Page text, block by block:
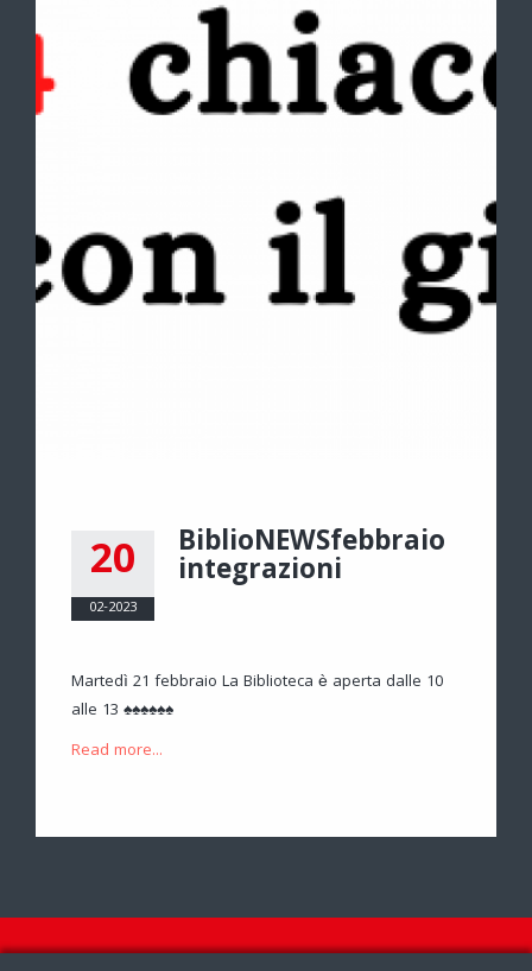
20
02-2023
BiblioNEWSfebbraio
integrazioni
Martedì 21 febbraio La Biblioteca è aperta dalle 10
alle 13 ♠♠♠♠♠♠
Read more...